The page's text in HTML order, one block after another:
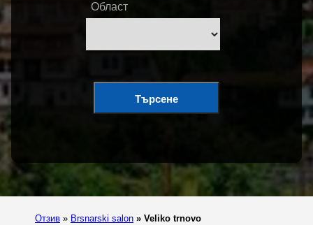
Област
Търсене
Отзив » Brsnarski salon » Veliko trnovo